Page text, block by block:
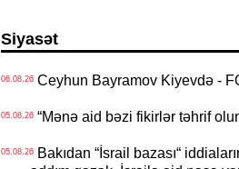
Siyasət
06.08.26Ceyhun Bayramov Kiyevdə -
05.08.26“Mənə aid bəzi fikirlər təhrif
05.08.26Bakıdan “İsrail bazası“